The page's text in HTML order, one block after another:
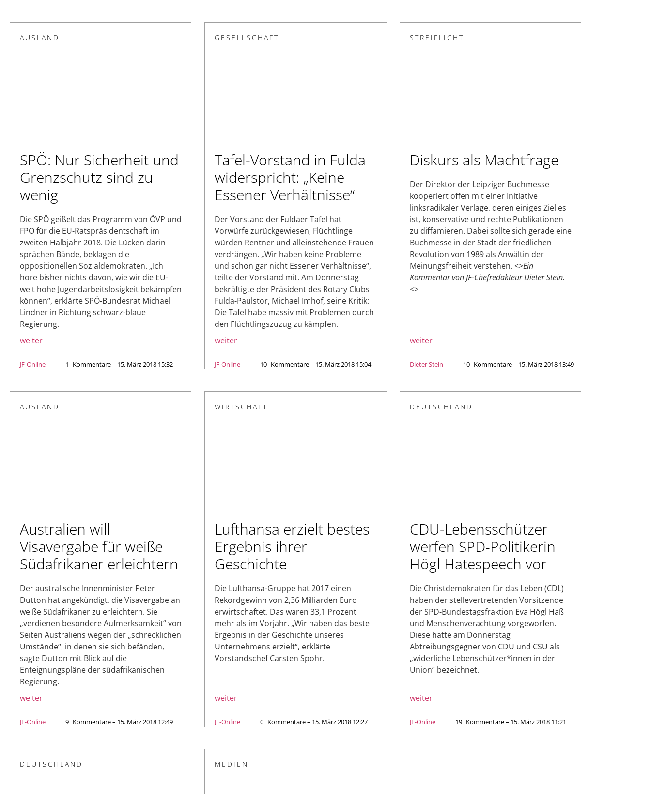
AUSLAND
SPÖ: Nur Sicherheit und
Grenzschutz sind zu
wenig
Die SPÖ geißelt das Programm von ÖVP und
FPÖ für die EU-Ratspräsidentschaft im
zweiten Halbjahr 2018. Die Lücken darin
sprächen Bände, beklagen die
oppositionellen Sozialdemokraten. „Ich
höre bisher nichts davon, wie wir die EU-
weit hohe Jugendarbeitslosigkeit bekämpfen
können“, erklärte SPÖ-Bundesrat Michael
Lindner in Richtung schwarz-blaue
Regierung.
weiter
JF-Online 1 Kommentare – 15. März 2018 15:32
GESELLSCHAFT
Tafel-Vorstand in Fulda
widerspricht: „Keine
Essener Verhältnisse“
Der Vorstand der Fuldaer Tafel hat
Vorwürfe zurückgewiesen, Flüchtlinge
würden Rentner und alleinstehende Frauen
verdrängen. „Wir haben keine Probleme
und schon gar nicht Essener Verhältnisse“,
teilte der Vorstand mit. Am Donnerstag
bekräftigte der Präsident des Rotary Clubs
Fulda-Paulstor, Michael Imhof, seine Kritik:
Die Tafel habe massiv mit Problemen durch
den Flüchtlingszuzug zu kämpfen.
weiter
JF-Online 10 Kommentare – 15. März 2018 15:04
STREIFLICHT
Diskurs als Machtfrage
Der Direktor der Leipziger Buchmesse
kooperiert offen mit einer Initiative
linksradikaler Verlage, deren einiges Ziel es
ist, konservative und rechte Publikationen
zu diffamieren. Dabei sollte sich gerade eine
Buchmesse in der Stadt der friedlichen
Revolution von 1989 als Anwältin der
Meinungsfreiheit verstehen. <>Ein
Kommentar von JF-Chefredakteur Dieter Stein.
<>
weiter
Dieter Stein 10 Kommentare – 15. März 2018 13:49
AUSLAND
Australien will
Visavergabe für weiße
Südafrikaner erleichtern
Der australische Innenminister Peter
Dutton hat angekündigt, die Visavergabe an
weiße Südafrikaner zu erleichtern. Sie
„verdienen besondere Aufmerksamkeit“ von
Seiten Australiens wegen der „schrecklichen
Umstände“, in denen sie sich befänden,
sagte Dutton mit Blick auf die
Enteignungspläne der südafrikanischen
Regierung.
weiter
JF-Online 9 Kommentare – 15. März 2018 12:49
WIRTSCHAFT
Lufthansa erzielt bestes
Ergebnis ihrer
Geschichte
Die Lufthansa-Gruppe hat 2017 einen
Rekordgewinn von 2,36 Milliarden Euro
erwirtschaftet. Das waren 33,1 Prozent
mehr als im Vorjahr. „Wir haben das beste
Ergebnis in der Geschichte unseres
Unternehmens erzielt“, erklärte
Vorstandschef Carsten Spohr.
weiter
JF-Online 0 Kommentare – 15. März 2018 12:27
DEUTSCHLAND
CDU-Lebensschützer
werfen SPD-Politikerin
Högl Hatespeech vor
Die Christdemokraten für das Leben (CDL)
haben der stellevertretenden Vorsitzende
der SPD-Bundestagsfraktion Eva Högl Haß
und Menschenverachtung vorgeworfen.
Diese hatte am Donnerstag
Abtreibungsgegner von CDU und CSU als
„widerliche Lebenschützer*innen in der
Union“ bezeichnet.
weiter
JF-Online 19 Kommentare – 15. März 2018 11:21
DEUTSCHLAND MEDIEN